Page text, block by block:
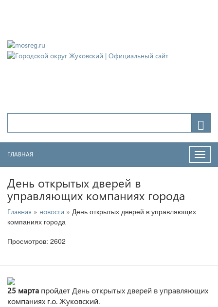
ГЛАВНАЯ
День открытых дверей в
управляющих компаниях города
Главная » новости » День открытых дверей в управляющих
компаниях города
Просмотров: 2602
25 марта пройдет День открытых дверей в управляющих
компаниях г.о. Жуковский.